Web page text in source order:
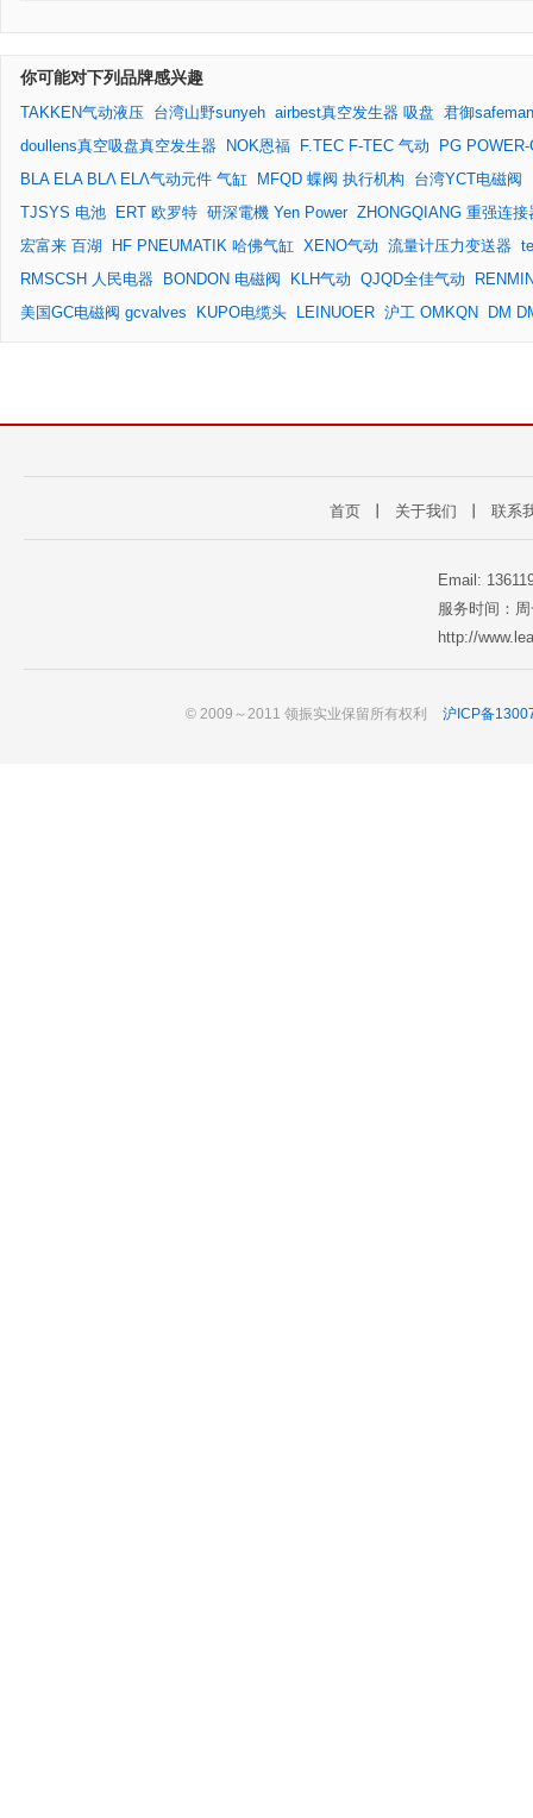
你可能对下列品牌感兴趣
TAKKEN气动液压 台湾山野sunyeh airbest真空发生器 吸盘 君御safeman
doullens真空吸盘真空发生器
NOK恩福 F.TEC F-TEC 气动
PG
BLA ELA BLΛ ELΛ气动元件 气缸
MFQD 蝶阀 执行机构 台湾YCT电磁阀
TJSYS 电池
ERT 欧罗特 研深電機 Yen Power ZHONGQIANG 重强连接
宏富来 百湖
HF PNEUMATIK 哈佛气缸 XENO气动 流量计压力变送器
RMSCSH 人民电器
BONDON 电磁阀 KLH气动 QJQD全佳气动
美国GC电磁阀 gcvalves
KUPO电缆头 LEINUOER 沪工 OMKQN DM
首页 关于我们 联系
Email:
服务时间：
http://
© 2009～2011 领振实业保留所有权利 沪ICP备